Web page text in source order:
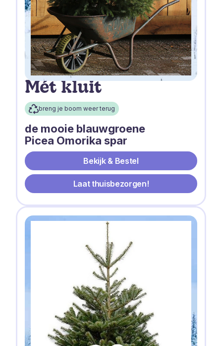
Mét kluit
breng je boom weer terug
de mooie blauwgroene
Picea Omorika spar
Bekijk & Bestel
Laat thuisbezorgen!